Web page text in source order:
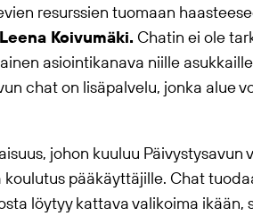
resurssien tuomaan
Leena Koivumäki. Chatin ei ole
asiointikanava niille
chat on lisäpalvelu, jonka alue
johon kuuluu Päivystysavun
pääkäyttäjille. Chat
löytyy kattava valikoima ikään,